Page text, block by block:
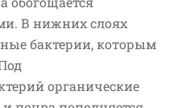
В нижних слоях
бактерии, которым
органические